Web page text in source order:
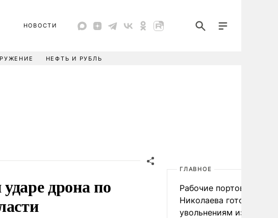
НОВОСТИ
НЕФТЬ И РУБЛЬ
дрона по
ГЛАВНОЕ
Рабочие портов
Николаева готовятся к
увольнениям из-за